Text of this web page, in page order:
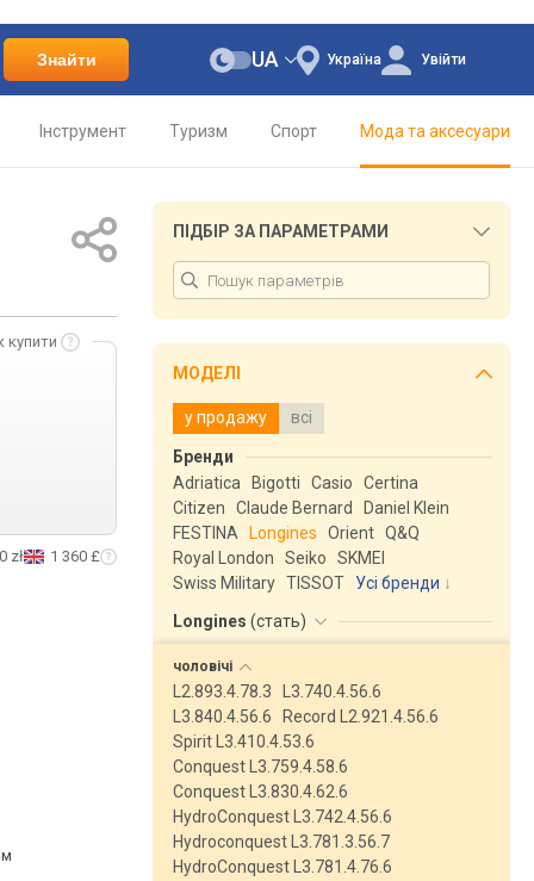
Знайти Україна
UA Увійти
Інструмент Туризм Спорт Мода та аксесуари
купити
zł 1 360 £
ПІДБІР ЗА ПАРАМЕТРАМИ
МОДЕЛІ
у продажу всі
Бренди
Adriatica
Bigotti Casio
Certina
Citizen
Claude Bernard
Daniel Klein
FESTINA
Longines Orient Q&Q
Royal London
Seiko
SKMEI
Swiss Military TISSOT
Усі бренди
Longines (стать)
чоловічі
L2.893.4.78.3
L3.740.4.56.6
L3.840.4.56.6
Record L2.921.4.56.6
Spirit L3.410.4.53.6
Conquest L3.759.4.58.6
Conquest L3.830.4.62.6
HydroConquest L3.742.4.56.6
Hydroconquest L3.781.3.56.7
HydroConquest L3.781.4.76.6